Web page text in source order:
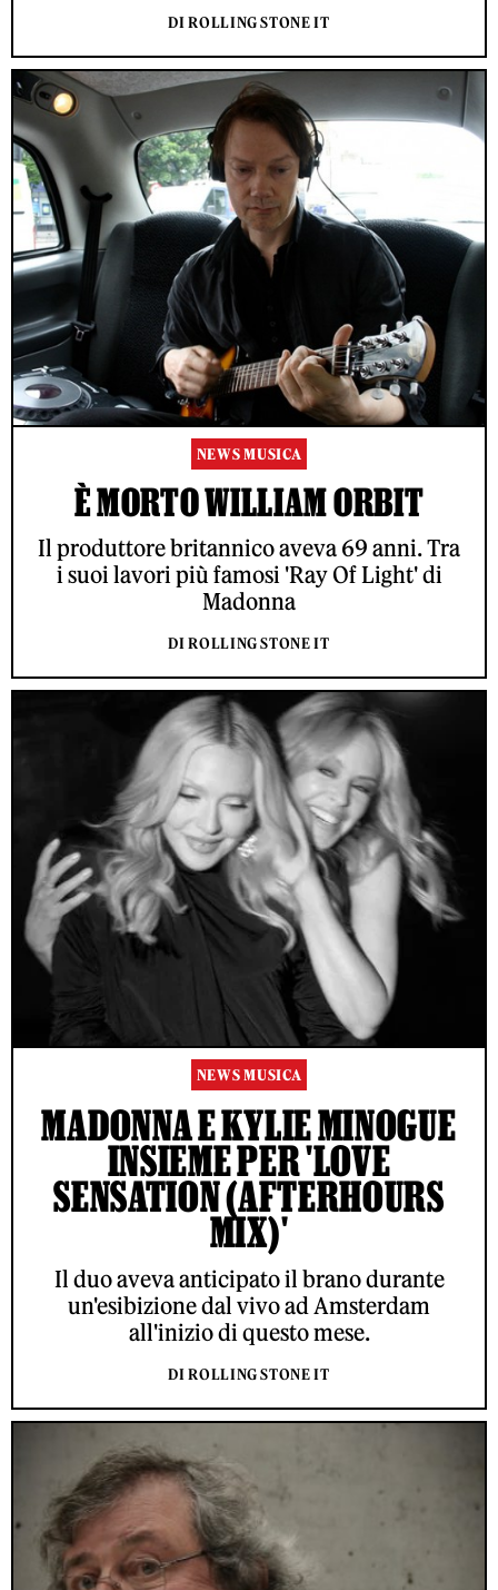
DI ROLLING STONE IT
NEWS MUSICA
È MORTO WILLIAM ORBIT
Il produttore britannico aveva 69 anni. Tra
i suoi lavori più famosi 'Ray Of Light' di
Madonna
DI ROLLING STONE IT
NEWS MUSICA
MADONNA E KYLIE MINOGUE
INSIEME PER 'LOVE
SENSATION (AFTERHOURS
MIX)'
Il duo aveva anticipato il brano durante
un'esibizione dal vivo ad Amsterdam
all'inizio di questo mese.
DI ROLLING STONE IT